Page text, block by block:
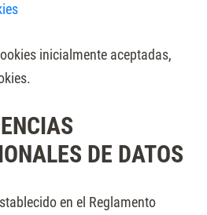
inicialmente aceptadas,
DE DATOS
en el Reglamento